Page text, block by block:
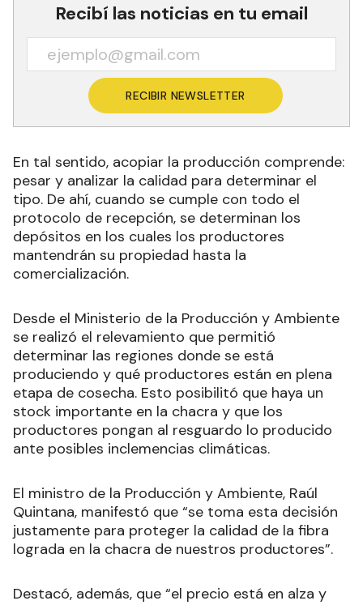
Recibí las noticias en tu email
RECIBIR NEWSLETTER
En tal sentido, acopiar la producción comprende:
pesar y analizar la calidad para determinar el
tipo. De ahí, cuando se cumple con todo el
protocolo de recepción, se determinan los
depósitos en los cuales los productores
mantendrán su propiedad hasta la
comercialización.
Desde el Ministerio de la Producción y Ambiente
se realizó el relevamiento que permitió
determinar las regiones donde se está
produciendo y qué productores están en plena
etapa de cosecha. Esto posibilitó que haya un
stock importante en la chacra y que los
productores pongan al resguardo lo producido
ante posibles inclemencias climáticas.
El ministro de la Producción y Ambiente, Raúl
Quintana, manifestó que “se toma esta decisión
justamente para proteger la calidad de la fibra
lograda en la chacra de nuestros productores”.
Destacó, además, que “el precio está en alza y